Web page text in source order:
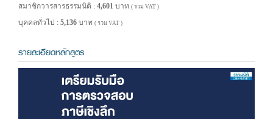
สมาชิกวารสารธรรมนิติ : 4,601 บาท ( รวม VAT )
บุคคลทั่วไป : 5,136 บาท ( รวม VAT )
รายละเอียดหลักสูตร